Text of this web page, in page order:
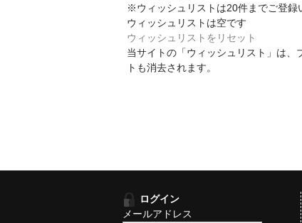
※ウィッシュリストは20件までご登録
ウィッシュリストは空です
ウィッシュリストをリセット
当サイトの「ウィッシュリスト」は
トも消去されます。
ログイン
メールアドレス